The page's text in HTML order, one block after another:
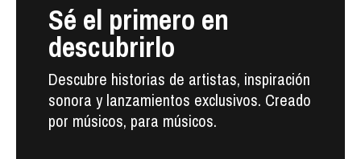
Sé el primero en
descubrirlo
Descubre historias de artistas, inspiración
sonora y lanzamientos exclusivos. Creado
por músicos, para músicos.